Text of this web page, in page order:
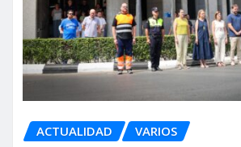
ACTUALIDAD VARIOS